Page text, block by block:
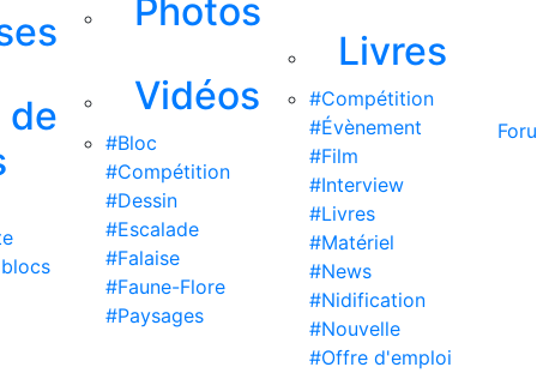
de
Photos
Vidéos
#Bloc
#Compétition
#Dessin
#Escalade
#Falaise
#Faune-Flore
#Paysages
Livres
#Compétition
#Évènement
#Film
#Interview
#Livres
#Matériel
#News
#Nidification
#Nouvelle
#Offre d'emploi